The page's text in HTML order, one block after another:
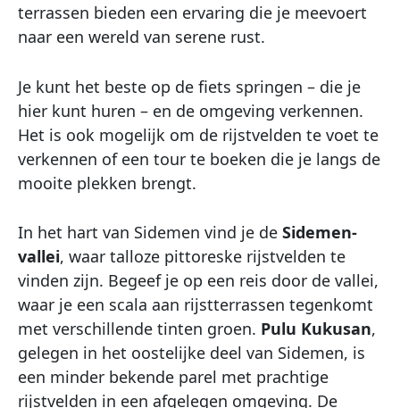
terrassen bieden een ervaring die je meevoert
naar een wereld van serene rust.
Je kunt het beste op de fiets springen – die je
hier kunt huren – en de omgeving verkennen.
Het is ook mogelijk om de rijstvelden te voet te
verkennen of een tour te boeken die je langs de
mooite plekken brengt.
In het hart van Sidemen vind je de Sidemen-
vallei, waar talloze pittoreske rijstvelden te
vinden zijn. Begeef je op een reis door de vallei,
waar je een scala aan rijstterrassen tegenkomt
met verschillende tinten groen. Pulu Kukusan,
gelegen in het oostelijke deel van Sidemen, is
een minder bekende parel met prachtige
rijstvelden in een afgelegen omgeving. De